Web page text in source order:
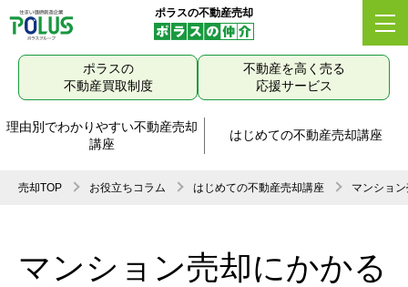
ポラスの不動産売却
ポラスの
不動産買取制度
不動産を高く売る
応援サービス
理由別でわかりやすい不動産売却
講座
はじめての不動産売却講座
売却TOP お役立ちコラム はじめての不動産売却講座 マンショ
マンション売却にかかる